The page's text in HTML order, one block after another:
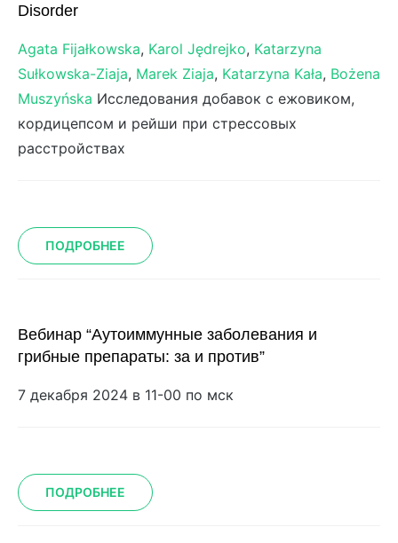
Disorder
Agata Fijałkowska, Karol Jędrejko, Katarzyna
Sułkowska-Ziaja, Marek Ziaja, Katarzyna Kała, Bożena
Muszyńska Исследования добавок с ежовиком,
кордицепсом и рейши при стрессовых
расстройствах
ПОДРОБНЕЕ
Вебинар “Аутоиммунные заболевания и
грибные препараты: за и против”
7 декабря 2024 в 11-00 по мск
ПОДРОБНЕЕ